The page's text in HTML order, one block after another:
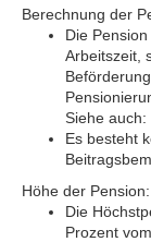
Berechnung der
Die
Arbeitszeit,
Siehe auch:
Es besteht
Höhe der Pension:
Die
Prozent